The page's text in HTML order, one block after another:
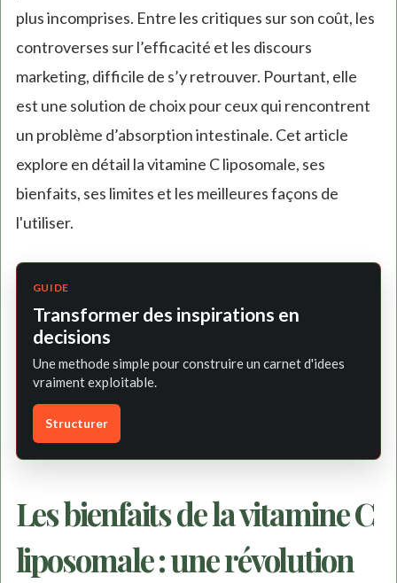
plus incomprises. Entre les critiques sur son coût, les
controverses sur l’efficacité et les discours
marketing, difficile de s’y retrouver. Pourtant, elle
est une solution de choix pour ceux qui rencontrent
un problème d’absorption intestinale. Cet article
explore en détail la vitamine C liposomale, ses
bienfaits, ses limites et les meilleures façons de
l'utiliser.
GUIDE
Transformer des inspirations en
decisions
Une methode simple pour construire un carnet d'idees
vraiment exploitable.
Structurer
Les bienfaits de la vitamine C
liposomale : une révolution